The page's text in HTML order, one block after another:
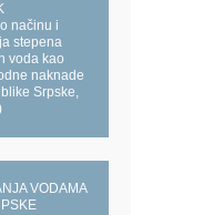
načinu i
stepena
voda kao
naknade
Srpske,
VODAMA